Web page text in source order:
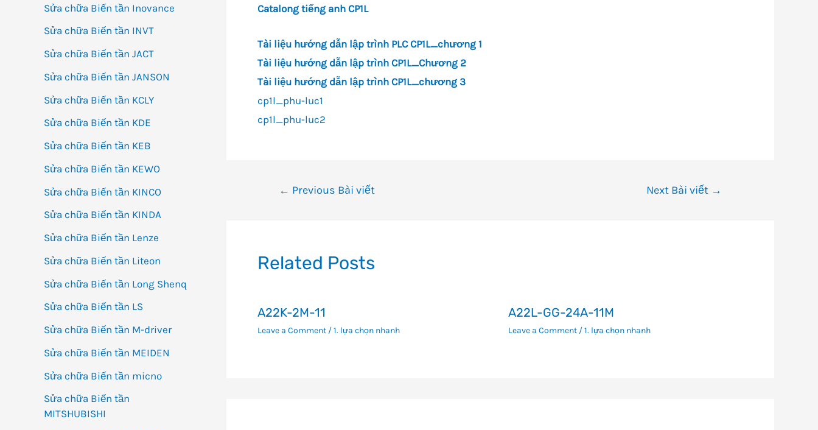
Sửa chữa Biến tần Inovance
Sửa chữa Biến tần INVT
Sửa chữa Biến tần JACT
Sửa chữa Biến tần JANSON
Sửa chữa Biến tần KCLY
Sửa chữa Biến tần KDE
Sửa chữa Biến tần KEB
Sửa chữa Biến tần KEWO
Sửa chữa Biến tần KINCO
Sửa chữa Biến tần KINDA
Sửa chữa Biến tần Lenze
Sửa chữa Biến tần Liteon
Sửa chữa Biến tần Long Shenq
Sửa chữa Biến tần LS
Sửa chữa Biến tần M-driver
Sửa chữa Biến tần MEIDEN
Sửa chữa Biến tần micno
Sửa chữa Biến tần
MITSHUBISHI
Catalong tiếng anh CP1L
Tài liệu hướng dẫn lập trình PLC CP1L_chương 1
Tài liệu hướng dẫn lập trình CP1L_Chương 2
Tài liệu hướng dẫn lập trình CP1L_chương 3
cp1l_phu-luc1
cp1l_phu-luc2
Điều← Previous Bài viết Next Bài viết →
Related Posts
A22K-2M-11
Leave a Comment /1. lựa chọn nhanh
A22L-GG-24A-11M
Leave a Comment /1. lựa chọn nhanh